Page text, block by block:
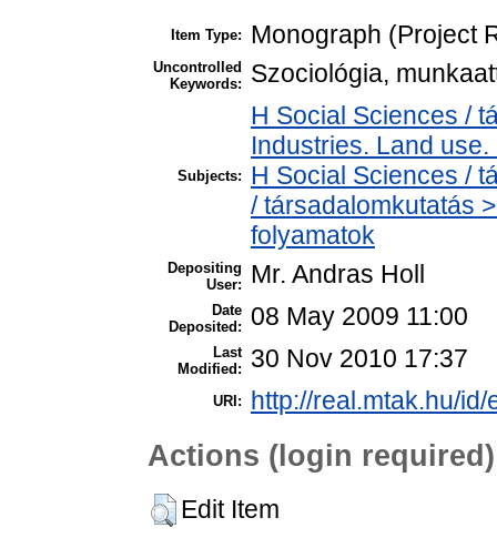
Item Type: Monograph (Project
Uncontrolled
Keywords:
Szociológia,
Subjects:
H Social Sciences /
Industries. Land
H Social Sciences /
/ társadalomkutatás
folyamatok
Depositing
User:
Mr. Andras Holl
Date
Deposited:
08 May 2009 11:00
Last
Modified:
30 Nov 2010 17:37
URI: http://real.mtak.hu/id/
Actions (login required)
Edit Item